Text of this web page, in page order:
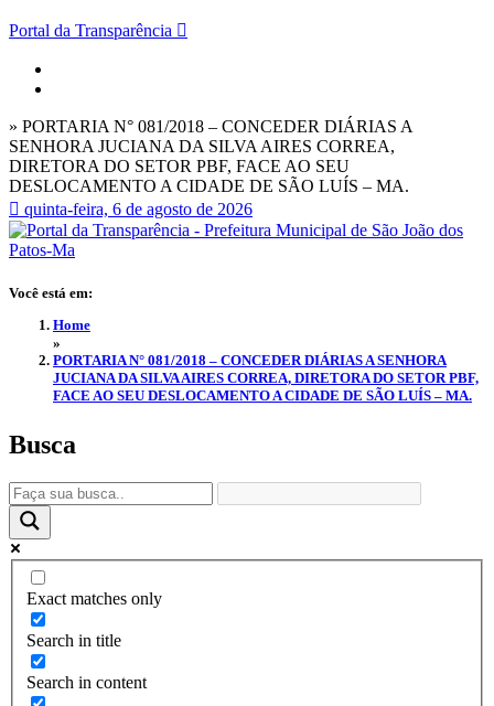
Portal da Transparência
» PORTARIA N° 081/2018 – CONCEDER DIÁRIAS A
SENHORA JUCIANA DA SILVA AIRES CORREA,
DIRETORA DO SETOR PBF, FACE AO SEU
DESLOCAMENTO A CIDADE DE SÃO LUÍS – MA.
quinta-feira, 6 de agosto de 2026
Você está em:
Home
»
PORTARIA N° 081/2018 – CONCEDER DIÁRIAS A SENHORA
JUCIANA DA SILVA AIRES CORREA, DIRETORA DO SETOR PBF,
FACE AO SEU DESLOCAMENTO A CIDADE DE SÃO LUÍS – MA.
Busca
Exact matches only
Search in title
Search in content